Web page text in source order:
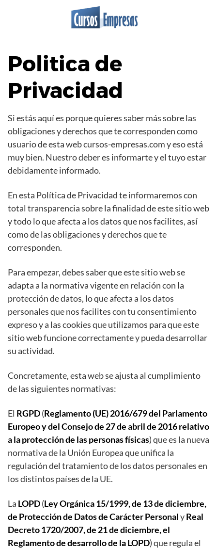
Politica de
Privacidad
Si estás aquí es porque quieres saber más sobre las
obligaciones y derechos que te corresponden como
usuario de esta web cursos-empresas.com y eso está
muy bien. Nuestro deber es informarte y el tuyo estar
debidamente informado.
En esta Política de Privacidad te informaremos con
total transparencia sobre la finalidad de este sitio web
y todo lo que afecta a los datos que nos facilites, así
como de las obligaciones y derechos que te
corresponden.
Para empezar, debes saber que este sitio web se
adapta a la normativa vigente en relación con la
protección de datos, lo que afecta a los datos
personales que nos facilites con tu consentimiento
expreso y a las cookies que utilizamos para que este
sitio web funcione correctamente y pueda desarrollar
su actividad.
Concretamente, esta web se ajusta al cumplimiento
de las siguientes normativas:
El RGPD(Reglamento (UE) 2016/679 del Parlamento
Europeo y del Consejo de 27 de abril de 2016 relativo
a la protección de las personas físicas) que es la nueva
normativa de la Unión Europea que unifica la
regulación del tratamiento de los datos personales en
los distintos países de la UE.
La LOPD(Ley Orgánica 15/1999, de 13 de diciembre,
de Protección de Datos de Carácter PersonalyReal
Decreto 1720/2007, de 21 de diciembre, el
Reglamento de desarrollo de la LOPD) que regula el